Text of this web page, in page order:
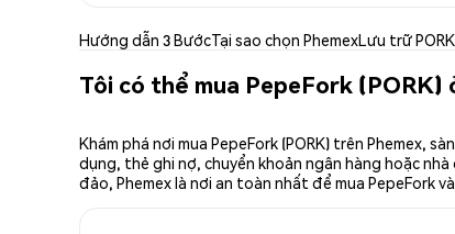
Hướng dẫn 3 BướcTại sao chọn PhemexLưu trữ PORK
Tôi có thể mua PepeFork (PORK)
Khám phá nơi mua PepeFork (PORK) trên Phemex,
dụng, thẻ ghi nợ, chuyển khoản ngân hàng hoặc
đảo, Phemex là nơi an toàn nhất để mua PepeFork